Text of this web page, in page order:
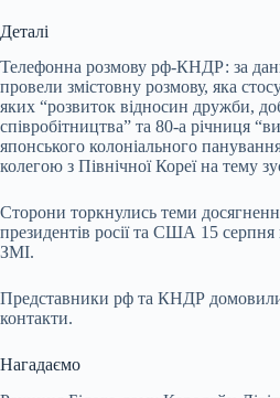
Деталі
Телефонна розмову рф-КНДР: за
провели змістовну розмову, яка
яких “розвиток відносин дружби,
співробітництва” та 80-а річниця
японського колоніального
колегою з Північної Кореї на тему
Сторони торкнулись теми
президентів росії та США 15
ЗМІ.
Представники рф та КНДР
контакти.
Нагадаємо